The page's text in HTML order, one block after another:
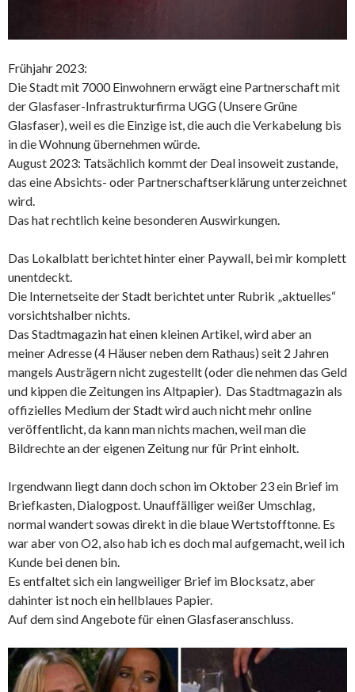
Frühjahr 2023:
Die Stadt mit 7000 Einwohnern erwägt eine Partnerschaft mit
der Glasfaser-Infrastrukturfirma UGG (Unsere Grüne
Glasfaser), weil es die Einzige ist, die auch die Verkabelung bis
in die Wohnung übernehmen würde.
August 2023: Tatsächlich kommt der Deal insoweit zustande,
das eine Absichts- oder Partnerschaftserklärung unterzeichnet
wird.
Das hat rechtlich keine besonderen Auswirkungen.
Das Lokalblatt berichtet hinter einer Paywall, bei mir komplett
unentdeckt.
Die Internetseite der Stadt berichtet unter Rubrik „aktuelles“
vorsichtshalber nichts.
Das Stadtmagazin hat einen kleinen Artikel, wird aber an
meiner Adresse (4 Häuser neben dem Rathaus) seit 2 Jahren
mangels Austrägern nicht zugestellt (oder die nehmen das Geld
und kippen die Zeitungen ins Altpapier). Das Stadtmagazin als
offizielles Medium der Stadt wird auch nicht mehr online
veröffentlicht, da kann man nichts machen, weil man die
Bildrechte an der eigenen Zeitung nur für Print einholt.
Irgendwann liegt dann doch schon im Oktober 23 ein Brief im
Briefkasten, Dialogpost. Unauffälliger weißer Umschlag,
normal wandert sowas direkt in die blaue Wertstofftonne. Es
war aber von O2, also hab ich es doch mal aufgemacht, weil ich
Kunde bei denen bin.
Es entfaltet sich ein langweiliger Brief im Blocksatz, aber
dahinter ist noch ein hellblaues Papier.
Auf dem sind Angebote für einen Glasfaseranschluss.